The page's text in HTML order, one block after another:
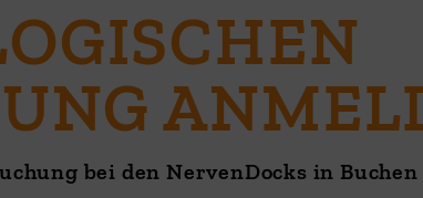
bei den NervenDocks in Buchen